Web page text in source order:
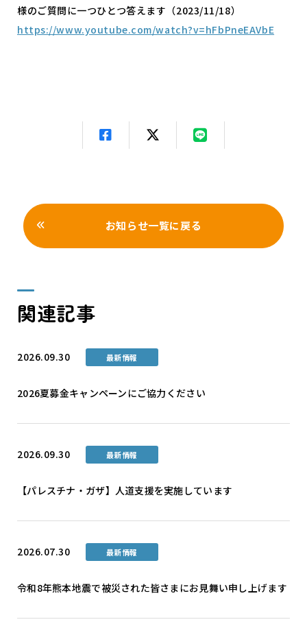
様のご質問に一つひとつ答えます（2023/11/18）
https://www.youtube.com/watch?v=hFbPneEAVbE
お知らせ一覧に戻る
関連記事
2026.09.30 最新情報
2026夏募金キャンペーンにご協力ください
2026.09.30 最新情報
【パレスチナ・ガザ】人道支援を実施しています
2026.07.30 最新情報
令和8年熊本地震で被災された皆さまにお見舞い申し上げます